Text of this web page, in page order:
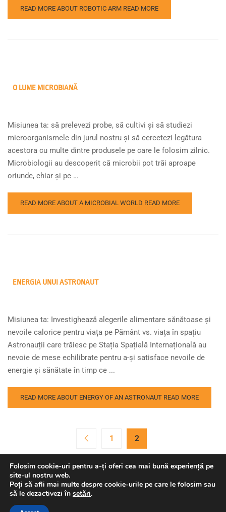
READ MORE ABOUT ROBOTIC ARM READ MORE
O LUME MICROBIANĂ
Misiunea ta: să prelevezi probe, să cultivi și să studiezi
microorganismele din jurul nostru și să cercetezi legătura
acestora cu multe dintre produsele pe care le folosim zilnic.
Microbiologii au descoperit că microbii pot trăi aproape
oriunde, chiar și pe …
READ MORE ABOUT A MICROBIAL WORLD READ MORE
ENERGIA UNUI ASTRONAUT
Misiunea ta: Investighează alegerile alimentare sănătoase și
nevoile calorice pentru viața pe Pământ vs. viața în spațiu
Astronauții care trăiesc pe Stația Spațială Internațională au
nevoie de mese echilibrate pentru a-și satisface nevoile de
energie și sănătate în timp ce ...
READ MORE ABOUT ENERGY OF AN ASTRONAUT READ MORE
1 2
Copyright © Agenția Spațială Europeană. Toate drepturile
rezervate.
Folosim cookie-uri pentru a-ți oferi cea mai bună experiență pe
site-ul nostru web.
Poți să afli mai multe despre cookie-urile pe care le folosim sau
să le dezactivezi în setări.